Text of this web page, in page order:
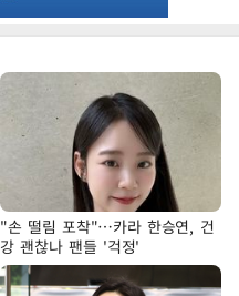
"손 떨림 포착"…카라 한승연, 건
강 괜찮나 팬들 '걱정'